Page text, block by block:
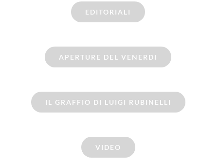
EDITORIALI
APERTURE DEL VENERDI
IL GRAFFIO DI LUIGI RUBINELLI
VIDEO